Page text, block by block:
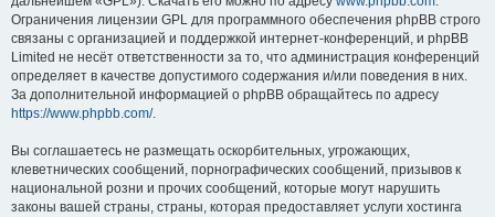
Ограничения лицензии GPL для программного обеспечения phpBB строго
связаны с организацией и поддержкой интернет-конференций, и phpBB
Limited не несёт ответственности за то, что администрация конференций
определяет в качестве допустимого содержания и/или поведения в них.
За дополнительной информацией о phpBB обращайтесь по адресу
https://www.phpbb.com/.
Вы соглашаетесь не размещать оскорбительных, угрожающих,
клеветнических сообщений, порнографических сообщений, призывов к
национальной розни и прочих сообщений, которые могут нарушить
законы вашей страны, страны, которая предоставляет услуги хостинга